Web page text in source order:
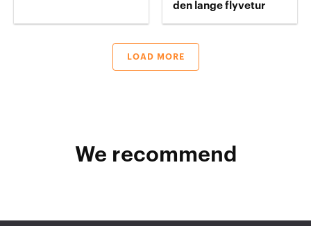
den lange flyvetur
LOAD MORE
We recommend